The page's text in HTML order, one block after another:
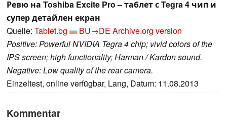
Ревю на Toshiba Excite Pro – таблет с Tegra 4 чип и
супер детайлен екран
Quelle: Tablet.bg BU→DE Archive.org version
Positive: Powerful NVIDIA Tegra 4 chip; vivid colors of the
IPS screen; high functionality; Harman / Kardon sound.
Negative: Low quality of the rear camera.
Einzeltest, online verfügbar, Lang, Datum: 11.08.2013
Kommentar